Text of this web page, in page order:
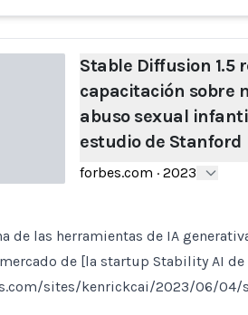
Stable Diffusion 1.5
capacitación sobre
abuso sexual
estudio de Stanford
forbes.com · 2023
de las herramientas de IA
de [la startup Stability AI
sites/kenrickcai/2023/06/04/